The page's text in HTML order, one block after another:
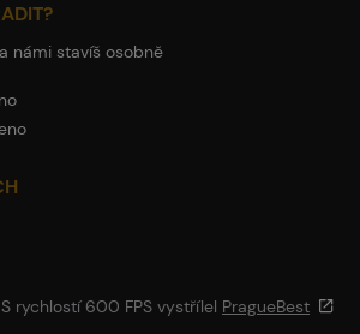
námi stavíš osobně
rychlostí 600 FPS vystřílel PragueBest